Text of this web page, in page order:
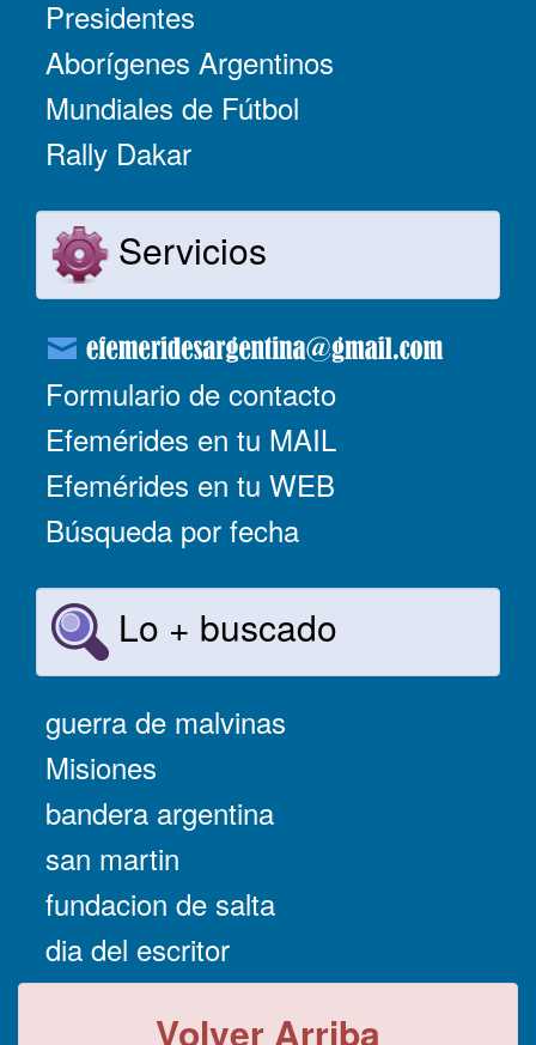
Presidentes
Aborígenes Argentinos
Mundiales de Fútbol
Rally Dakar
Servicios
Formulario de contacto
Efemérides en tu MAIL
Efemérides en tu WEB
Búsqueda por fecha
Lo + buscado
guerra de malvinas
Misiones
bandera argentina
san martin
fundacion de salta
dia del escritor
Volver Arriba